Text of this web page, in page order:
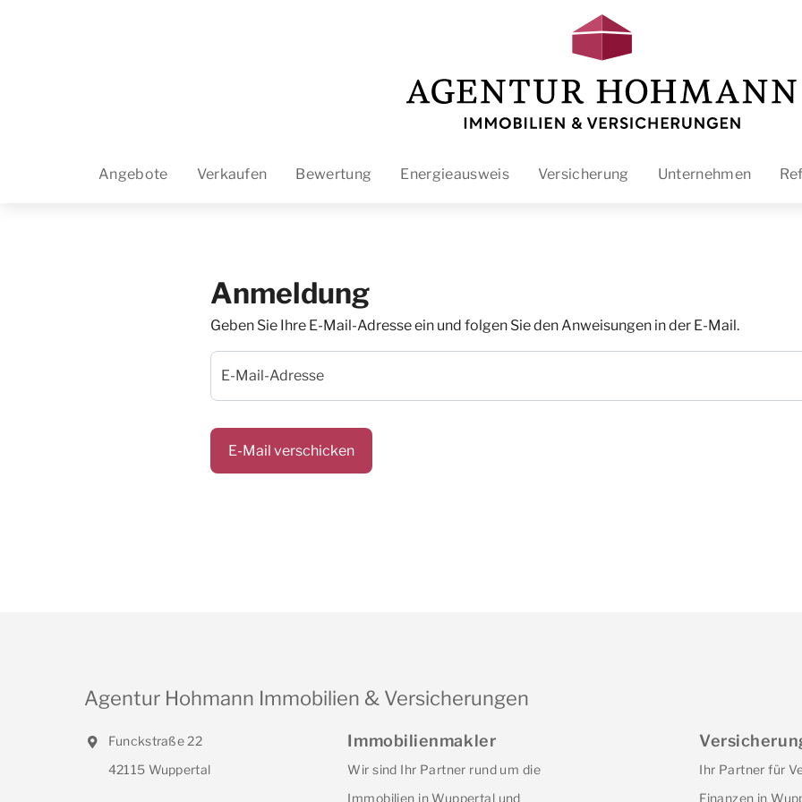
Angebote Verkaufen Bewertung Energieausweis Versicherung Unternehmen
Agentur Hohmann Immobilien & Versicherungen
Funckstraße 22
42115 Wuppertal
Immobilienmakler
Wir sind Ihr Partner rund um die
Immobilien in Wuppertal und
Ihr Partner für
Finanzen in